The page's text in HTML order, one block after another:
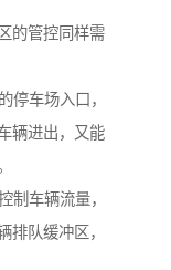
的管控同样需
停车场入口，
辆进出，又能
制车辆流量，
排队缓冲区，